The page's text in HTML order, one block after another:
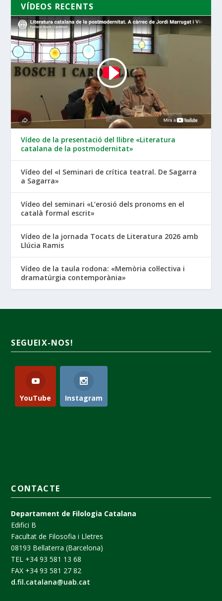
VÍDEOS RECENTS
Vídeo de la presentació del llibre «Literatura
catalana de la postmodernitat»
Vídeo del «I Seminari de crítica teatral. De Sagarra
a Sagarra»
Vídeo del seminari «L’erosió dels pronoms en el
català formal escrit»
Vídeo de la jornada Tocats de Literatura 2026 amb
Llúcia Ramis
Vídeo de la taula rodona: «Memòria col·lectiva i
dramatúrgia contemporània»
SEGUEIX-NOS!
YouTube Instagram
CONTACTE
Departament de Filologia Catalana
Edifici B
Facultat de Filosofia i Lletres
08193 Bellaterra (Barcelona)
TEL +34 93 581 13 68
FAX +34 93 581 27 82
d.fil.catalana@uab.cat